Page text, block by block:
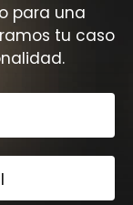
para una
tu caso